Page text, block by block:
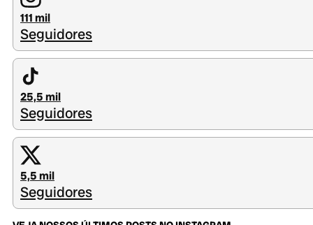
111 mil
Seguidores
25,5 mil
Seguidores
5,5 mil
Seguidores